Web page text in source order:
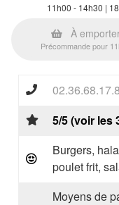
11h00 - 14h30 |
À
Précommande pour
5/5 (voir les
Burgers,
poulet frit,
Moyens de